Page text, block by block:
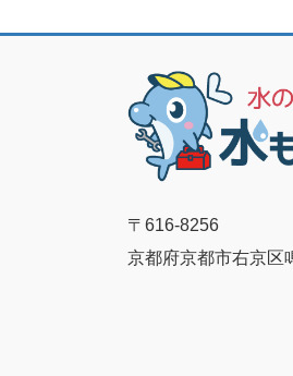
〒616-8256
京都府京都市右京区